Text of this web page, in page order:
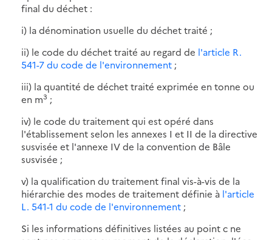
final du déchet :
i) la dénomination usuelle du déchet traité ;
ii) le code du déchet traité au regard de l'article R.
541-7 du code de l'environnement ;
iii) la quantité de déchet traité exprimée en tonne ou
en m3 ;
iv) le code du traitement qui est opéré dans
l'établissement selon les annexes I et II de la directive
susvisée et l'annexe IV de la convention de Bâle
susvisée ;
v) la qualification du traitement final vis-à-vis de la
hiérarchie des modes de traitement définie à l'article
L. 541-1 du code de l'environnement ;
Si les informations définitives listées au point c ne